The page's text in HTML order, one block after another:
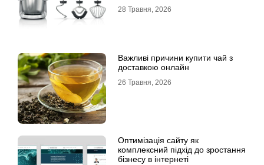
28 Травня, 2026
Важливі причини купити чай з
доставкою онлайн
26 Травня, 2026
Оптимізація сайту як
комплексний підхід до зростання
бізнесу в інтернеті